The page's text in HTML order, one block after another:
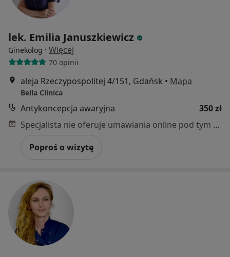
lek. Emilia Januszkiewicz
Ginekolog · Więcej
70 opinii
aleja Rzeczypospolitej 4/151, Gdańsk • Mapa
Bella Clinica
Antykoncepcja awaryjna
350 zł
Specjalista nie oferuje umawiania online pod tym adresem.
Poproś o wizytę